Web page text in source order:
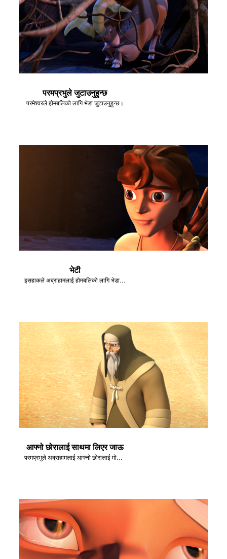
परमप्रभुले जुटाउनुहुन्छ
परमेश्वरले होमबलिको लागि भेडा जुटाउनुहुन्छ।
भेटी
इसहाकले अब्राहामलाई होमबलिको लागि भेडा कहाँ छ भनेर सोध्छन्।
आफ्नो छोरालाई साथमा लिएर जाऊ
परमप्रभुले अब्राहामलाई आफ्नो छोरालाई मोरियाहा देशमा लैजान भन्नुहुन्छ।